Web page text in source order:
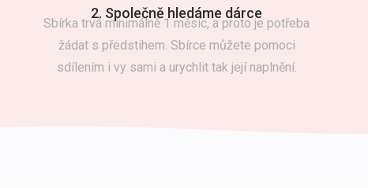
2. Společně hledáme dárce
Sbírka trvá minimálně 1 měsíc, a proto je potřeba
žádat s předstihem. Sbírce můžete pomoci
sdílením i vy sami a urychlit tak její naplnění.